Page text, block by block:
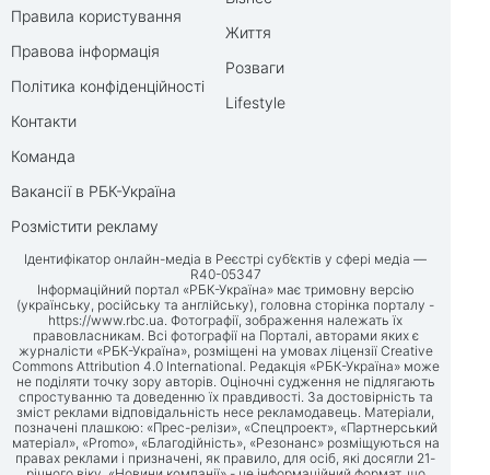
Правила користування
Правова інформація
Політика конфіденційності
Контакти
Команда
Вакансії в РБК-Україна
Розмістити рекламу
Життя
Розваги
Lifestyle
Ідентифікатор онлайн-медіа в Реєстрі суб’єктів у сфері медіа —
R40-05347
Інформаційний портал «РБК-Україна» має тримовну версію
(українську, російську та англійську), головна сторінка порталу -
https://www.rbc.ua. Фотографії, зображення належать їх
правовласникам. Всі фотографії на Порталі, авторами яких є
журналісти «РБК-Україна», розміщені на умовах ліцензії Creative
Commons Attribution 4.0 International. Редакція «РБК-Україна» може
не поділяти точку зору авторів. Оціночні судження не підлягають
спростуванню та доведенню їх правдивості. За достовірність та
зміст реклами відповідальність несе рекламодавець. Матеріали,
позначені плашкою: «Прес-релізи», «Спецпроект», «Партнерський
матеріал», «Promo», «Благодійність», «Резонанс» розміщуються на
правах реклами і призначені, як правило, для осіб, які досягли 21-